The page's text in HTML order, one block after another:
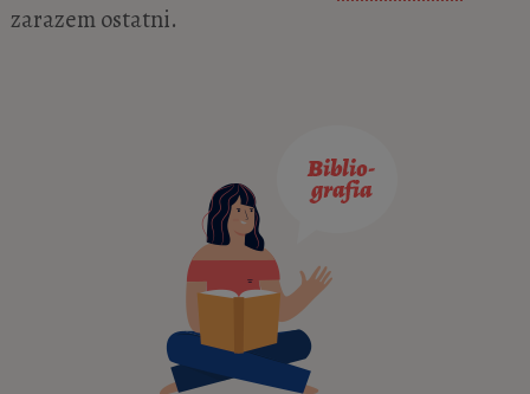
zarazem ostatni.